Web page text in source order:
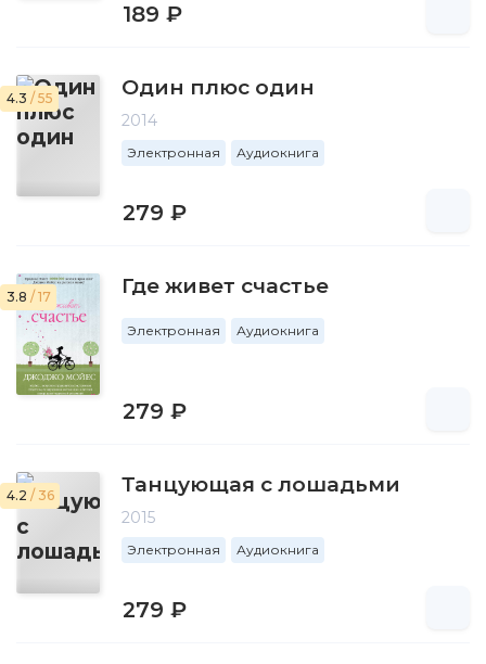
189 ₽
4.3 / 55 Один плюс один
2014
Электронная Аудиокнига
279 ₽
3.8 / 17 Где живет счастье
Электронная Аудиокнига
279 ₽
4.2 / 36 Танцующая с лошадьми
2015
Электронная Аудиокнига
279 ₽